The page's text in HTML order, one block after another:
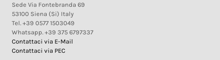
Sede Via Fontebranda 69
53100 Siena (Si) Italy
Tel. +39 0577 1503049
Whatsapp. +39 375 6797337
Contattaci via E-Mail
Contattaci via PEC